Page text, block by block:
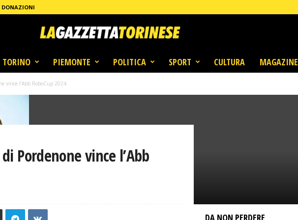
DONAZIONI
TORINO PIEMONTE POLITICA SPORT CULTURA MAGAZINE
vince l’Abb RoboCup 2024
Pordenone vince l’Abb
DA NON PERDERE